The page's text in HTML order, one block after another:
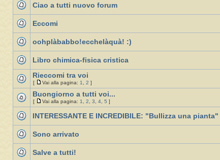
Ciao a tutti nuovo forum
Eccomi
oohplàbabbo!ecchelàquà! :)
Libro chimica-fisica cristica
Rieccomi tra voi
[ Vai alla pagina: 1, 2 ]
Buongiorno a tutti voi...
[ Vai alla pagina: 1, 2, 3, 4, 5 ]
INTERESSANTE E INCREDIBILE: "Bullizza una pianta"
Sono arrivato
Salve a tutti!